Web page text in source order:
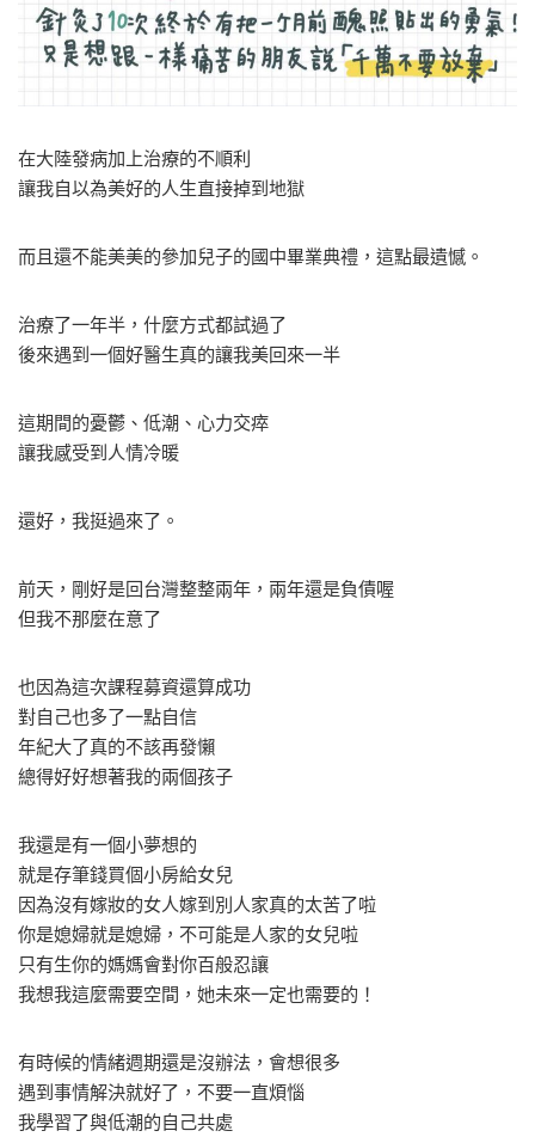
在大陸發病加上治療的不順利
讓我自以為美好的人生直接掉到地獄
而且還不能美美的參加兒子的國中畢業典禮，這點最遺憾。
治療了一年半，什麼方式都試過了
後來遇到一個好醫生真的讓我美回來一半
這期間的憂鬱、低潮、心力交瘁
讓我感受到人情冷暖
還好，我挺過來了。
前天，剛好是回台灣整整兩年，兩年還是負債喔
但我不那麼在意了
也因為這次課程募資還算成功
對自己也多了一點自信
年紀大了真的不該再發懶
總得好好想著我的兩個孩子
我還是有一個小夢想的
就是存筆錢買個小房給女兒
因為沒有嫁妝的女人嫁到別人家真的太苦了啦
你是媳婦就是媳婦，不可能是人家的女兒啦
只有生你的媽媽會對你百般忍讓
我想我這麼需要空間，她未來一定也需要的！
有時候的情緒週期還是沒辦法，會想很多
遇到事情解決就好了，不要一直煩惱
我學習了與低潮的自己共處